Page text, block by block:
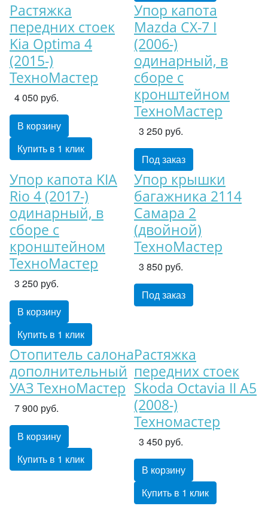
Растяжка
передних стоек
Kia Optima 4
(2015-)
ТехноМастер
4 050 руб.
В корзину
Купить в 1 клик
Упор капота
Mazda CX-7 I
(2006-)
одинарный, в
сборе с
кронштейном
ТехноМастер
3 250 руб.
Под заказ
Упор капота KIA
Rio 4 (2017-)
одинарный, в
сборе с
кронштейном
ТехноМастер
3 250 руб.
В корзину
Купить в 1 клик
Упор крышки
багажника 2114
Самара 2
(двойной)
ТехноМастер
3 850 руб.
Под заказ
Отопитель салона
дополнительный
УАЗ ТехноМастер
7 900 руб.
В корзину
Купить в 1 клик
Растяжка
передних стоек
Skoda Octavia II A5
(2008-)
Техномастер
3 450 руб.
В корзину
Купить в 1 клик